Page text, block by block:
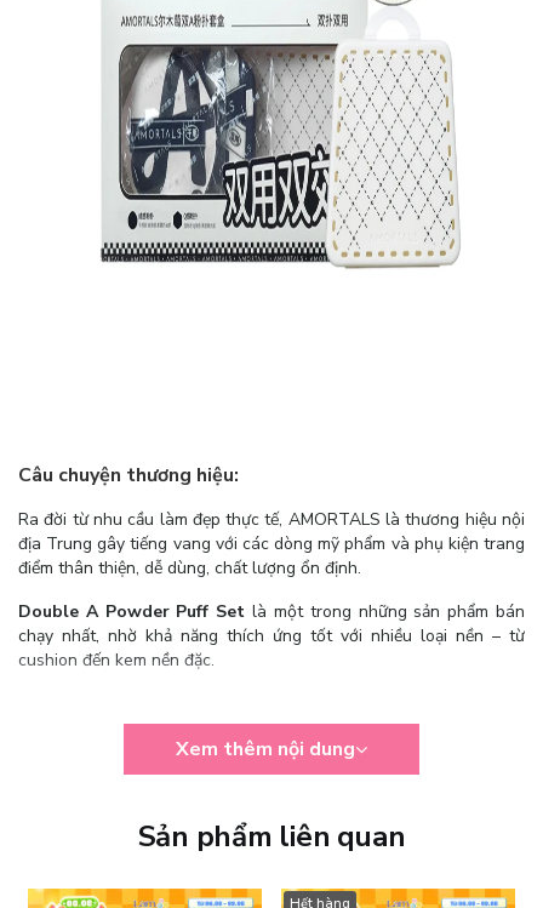
Câu chuyện thương hiệu:
Ra đời từ nhu cầu làm đẹp thực tế, AMORTALS là thương hiệu nội
địa Trung gây tiếng vang với các dòng mỹ phẩm và phụ kiện trang
điểm thân thiện, dễ dùng, chất lượng ổn định.
Double A Powder Puff Set là một trong những sản phẩm bán
chạy nhất, nhờ khả năng thích ứng tốt với nhiều loại nền – từ
cushion đến kem nền đặc.
Xem thêm nội dung
Sản phẩm liên quan
Hết hàng